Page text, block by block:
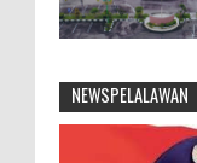
NEWSPELALAWAN